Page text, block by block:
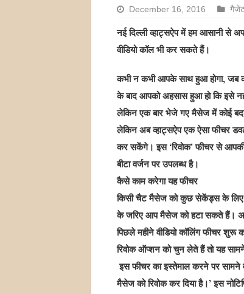
December 16, 2016
नई दिल्ली व्‍हाट्सऐप में हम आसानी से
वीडियो कॉल भी कर सकते हैं।
कभी न कभी आपके साथ हुआ होगा, जब
के बाद आपको अहसास हुआ हो कि इसे
लेकिन एक बार भेजे गए मैसेज में कोई
लेकिन अब व्हाट्सऐप एक ऐसा फीचर
कर सकेंगे। इस ‘रिवोक’ फीचर से
बीटा वर्जन पर उपलब्‍ध है।
कैसे काम करेगा यह फीचर
किसी चैट मैसेज को कुछ सेकेंड्स के लिए
के जरिए आप मैसेज को हटा सकते हैं।
पिछले महीने वीडियो कॉलिंग फीचर शुरू
रिवोक ऑप्शन को चुन लेते हैं तो यह
इस फीचर का इस्तेमाल करने पर सामने
मैसेज को रिवोक कर दिया है।’ इस